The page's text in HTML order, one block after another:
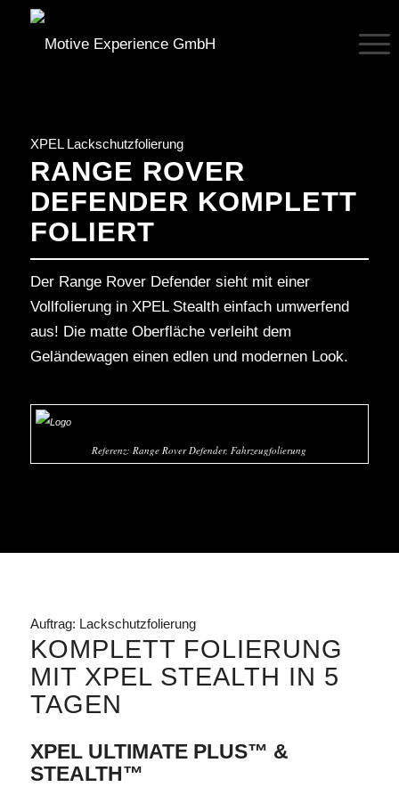
XPEL Lackschutzfolierung
RANGE ROVER
DEFENDER KOMPLETT
FOLIERT
Der Range Rover Defender sieht mit einer
Vollfolierung in XPEL Stealth einfach umwerfend
aus! Die matte Oberfläche verleiht dem
Geländewagen einen edlen und modernen Look.
Referenz: Range Rover Defender, Fahrzeugfolierung
Auftrag: Lackschutzfolierung
KOMPLETT FOLIERUNG
MIT XPEL STEALTH IN 5
TAGEN
XPEL ULTIMATE PLUS™ &
STEALTH™